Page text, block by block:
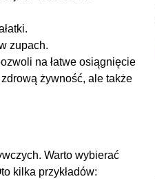
zupach.
na łatwe osiągnięcie
żywność, ale także
Warto wybierać
kilka przykładów: